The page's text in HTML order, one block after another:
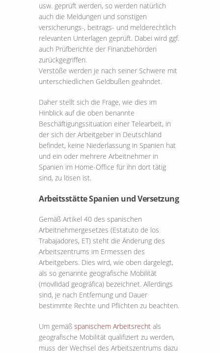
usw. geprüft werden, so werden natürlich
auch die Meldungen und sonstigen
versicherungs-, beitrags- und melderechtlich
relevanten Unterlagen geprüft. Dabei wird ggf.
auch Prüfberichte der Finanzbehörden
zurückgegriffen.
Verstöße werden je nach seiner Schwere mit
unterschiedlichen Geldbußen geahndet.
Daher stellt sich die Frage, wie dies im
Hinblick auf die oben benannte
Beschäftigungssituation einer Telearbeit, in
der sich der Arbeitgeber in Deutschland
befindet, keine Niederlassung in Spanien hat
und ein oder mehrere Arbeitnehmer in
Spanien im Home-Office für ihn dort tätig
sind, zu lösen ist.
Arbeitsstätte Spanien und Versetzung
Gemäß Artikel 40 des spanischen
Arbeitnehmergesetzes (Estatuto de los
Trabajadores, ET) steht die Änderung des
Arbeitszentrums im Ermessen des
Arbeitgebers. Dies wird, wie oben dargelegt,
als so genannte geografische Mobilität
(movilidad geográfica) bezeichnet. Allerdings
sind, je nach Entfernung und Dauer
bestimmte Rechte und Pflichten zu beachten.
Um gemäß spanischem Arbeitsrecht als
geografische Mobilität qualifiziert zu werden,
muss der Wechsel des Arbeitszentrums dazu